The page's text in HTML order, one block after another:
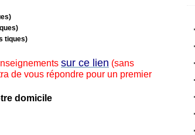
tiques)
sur ce lien (sans
de vous répondre pour un premier
domicile